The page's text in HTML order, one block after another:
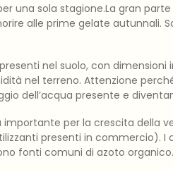
una sola stagione.La gran
alle prime gelate autunnali.
nel suolo, con dimensioni
nel terreno. Attenzione
dell’acqua presente e
importante per la crescita della
presenti in commercio). I
fonti comuni di azoto organico.